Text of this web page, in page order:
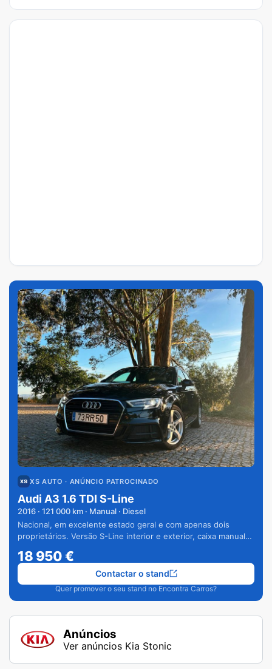
XS AUTO · ANÚNCIO PATROCINADO
Audi A3 1.6 TDI S-Line
2016 · 121 000 km · Manual · Diesel
Nacional, em excelente estado geral e com apenas dois
proprietários. Versão S-Line interior e exterior, caixa manual
18 950€
Quer promover o seu stand no Encontra Carros?
Contactar o stand
Anúncios
Ver anúncios Kia Stonic